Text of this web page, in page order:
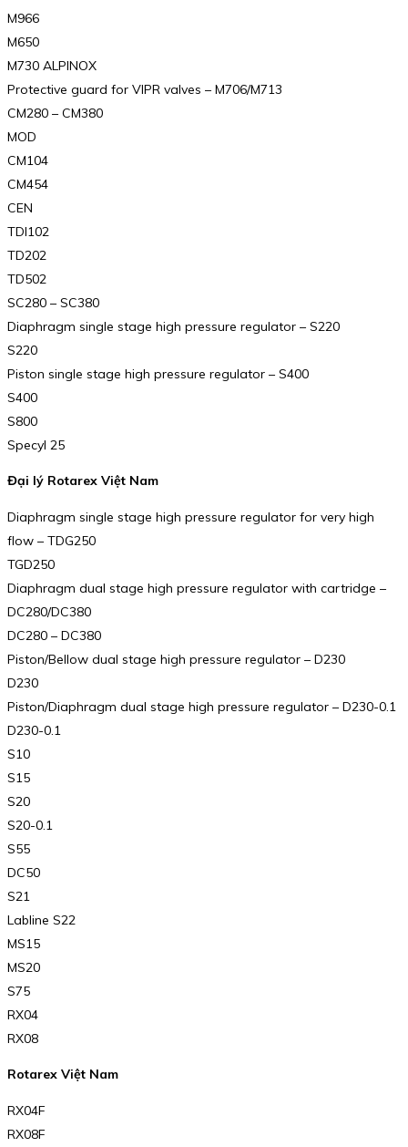
M966
M650
M730 ALPINOX
Protective guard for VIPR valves – M706/M713
CM280 – CM380
MOD
CM104
CM454
CEN
TDI102
TD202
TD502
SC280 – SC380
Diaphragm single stage high pressure regulator – S220
S220
Piston single stage high pressure regulator – S400
S400
S800
Specyl 25
Đại lý Rotarex Việt Nam
Diaphragm single stage high pressure regulator for very high
flow – TDG250
TGD250
Diaphragm dual stage high pressure regulator with cartridge –
DC280/DC380
DC280 – DC380
Piston/Bellow dual stage high pressure regulator – D230
D230
Piston/Diaphragm dual stage high pressure regulator – D230-0.1
D230-0.1
S10
S15
S20
S20-0.1
S55
DC50
S21
Labline S22
MS15
MS20
S75
RX04
RX08
Rotarex Việt Nam
RX04F
RX08F